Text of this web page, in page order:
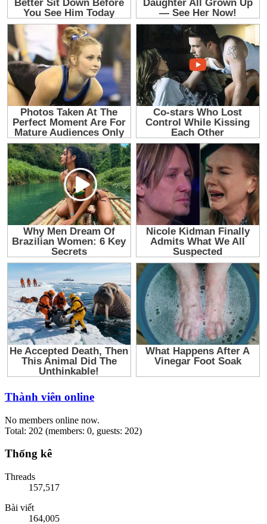
Thành viên online
No members online now.
Total: 202 (members: 0, guests: 202)
Thống kê
Threads
157,517
Bài viết
164,005